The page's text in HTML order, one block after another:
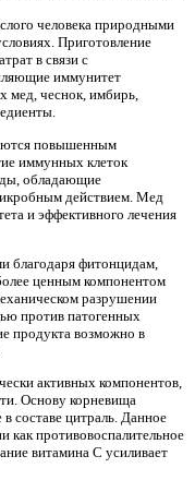
человека природными
Приготовление
в связи с
иммунитет
мед, чеснок, имбирь,
повышенным
иммунных клеток
обладающие
действием. Мед
и эффективного лечения
благодаря фитонцидам,
ценным компонентом
разрушении
против патогенных
продукта возможно в
активных компонентов,
Основу корневища
составе цитраль. Данное
как противовоспалительное
витамина С усиливает